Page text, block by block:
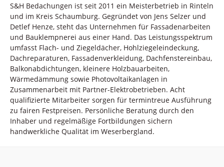
S&H Bedachungen ist seit 2011 ein Meisterbetrieb in Rinteln
und im Kreis Schaumburg. Gegründet von Jens Selzer und
Detlef Henze, steht das Unternehmen für Fassadenarbeiten
und Bauklempnerei aus einer Hand. Das Leistungsspektrum
umfasst Flach- und Ziegeldächer, Hohlziegeleindeckung,
Dachreparaturen, Fassadenverkleidung, Dachfenstereinbau,
Balkonabdichtungen, kleinere Holzbauarbeiten,
Wärmedämmung sowie Photovoltaikanlagen in
Zusammenarbeit mit Partner-Elektrobetrieben. Acht
qualifizierte Mitarbeiter sorgen für termintreue Ausführung
zu fairen Festpreisen. Persönliche Beratung durch den
Inhaber und regelmäßige Fortbildungen sichern
handwerkliche Qualität im Weserbergland.